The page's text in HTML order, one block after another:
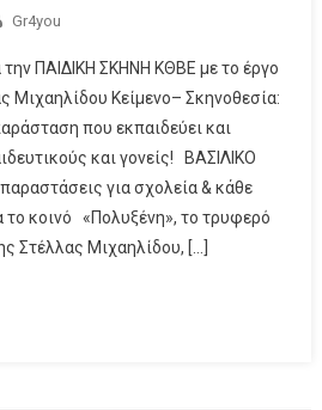
Gr4you
ΠΑΙΔΙΚΗ ΣΚΗΝΗ ΚΘΒΕ με το έργο
Μιχαηλίδου Κείμενο– Σκηνοθεσία:
που εκπαιδεύει και
και γονείς! ΒΑΣΙΛΙΚΟ
για σχολεία & κάθε
το κοινό «Πολυξένη», το τρυφερό
Στέλλας Μιχαηλίδου, […]